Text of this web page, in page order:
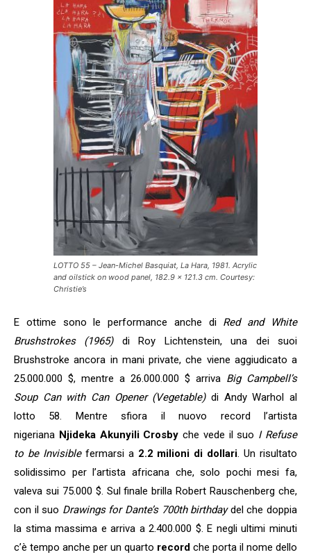
LOTTO 55 – Jean-Michel Basquiat, La Hara, 1981. Acrylic
and oilstick on wood panel, 182.9 x 121.3 cm. Courtesy:
Christie’s
E ottime sono le performance anche di Red and White
Brushstrokes (1965) di Roy Lichtenstein, una dei suoi
Brushstroke ancora in mani private, che viene aggiudicato a
25.000.000 $, mentre a 26.000.000 $ arriva Big Campbell’s
Soup Can with Can Opener (Vegetable)di Andy Warhol al
lotto 58. Mentre sfiora il nuovo record l’artista
nigeriana Njideka Akunyili Crosby che vede il suo I Refuse
to be Invisiblefermarsi a2.2 milioni di dollari . Un risultato
solidissimo per l’artista africana che, solo pochi mesi fa,
valeva sui 75.000 $. Sul finale brilla Robert Rauschenberg che,
con il suo Drawings for Dante’s 700th birthdaydel che doppia
la stima massima e arriva a 2.400.000 $. E negli ultimi minuti
c’è tempo anche per un quarto record che porta il nome dello